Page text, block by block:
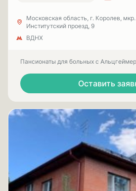
Московская область, г. Королев,
Институтский проезд, 9
ВДНХ
Пансионаты для больных с
Оставить